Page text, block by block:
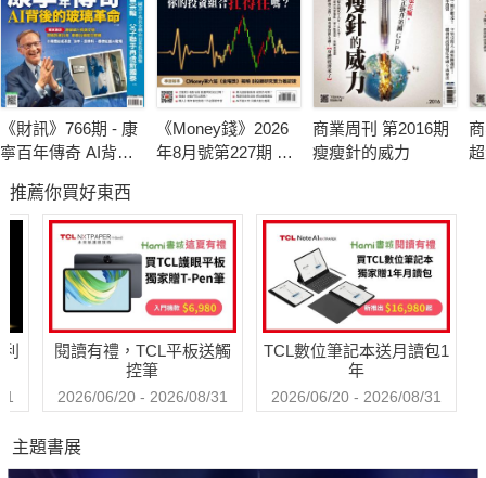
《財訊》766期 - 康
寧百年傳奇 AI背後
《Money錢》2026
年8月號第227期 台
庭真實故事 揭開資
產配置致命傷
商業周刊 第2016期
瘦瘦針的威力
推薦你買好東西
閱讀有禮，TCL平板送觸
控筆
2026/06/20 - 2026/08/31
TCL數位筆記本送月讀包1
年
2026/06/20 - 2026/08/31
主題書展